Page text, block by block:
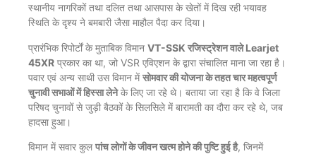
स्थानीय नागरिकों तथा दलित तथा आसपास के खेतों में दिख रही भयावह
स्थिति के दृश्य ने बमबारी जैसा माहौल पैदा कर दिया।
प्रारंभिक रिपोर्टों के मुताबिक विमान VT-SSK रजिस्ट्रेशन वाले Learjet
45XR प्रकार का था, जो VSR एविएशन के द्वारा संचालित माना जा रहा है।
पवार एवं अन्य साथी उस विमान मेंसोमवार की योजना के तहत चार महत्वपूर्ण
चुनावी सभाओं में हिस्सा लेनेके लिए जा रहे थे। बताया जा रहा है कि वे जिला
परिषद चुनावों से जुड़ी बैठकों के सिलसिले में बारामती का दौरा कर रहे थे, जब
हादसा हुआ।
विमान में सवार कुलपांच लोगों के जीवन खत्म होने की पुष्टि हुई है, जिनमें